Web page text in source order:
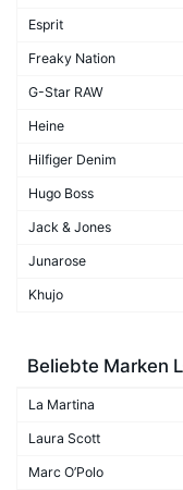
Esprit
Freaky Nation
G-Star RAW
Heine
Hilfiger Denim
Hugo Boss
Jack & Jones
Junarose
Khujo
Beliebte Marken
La Martina
Laura Scott
Marc O’Polo